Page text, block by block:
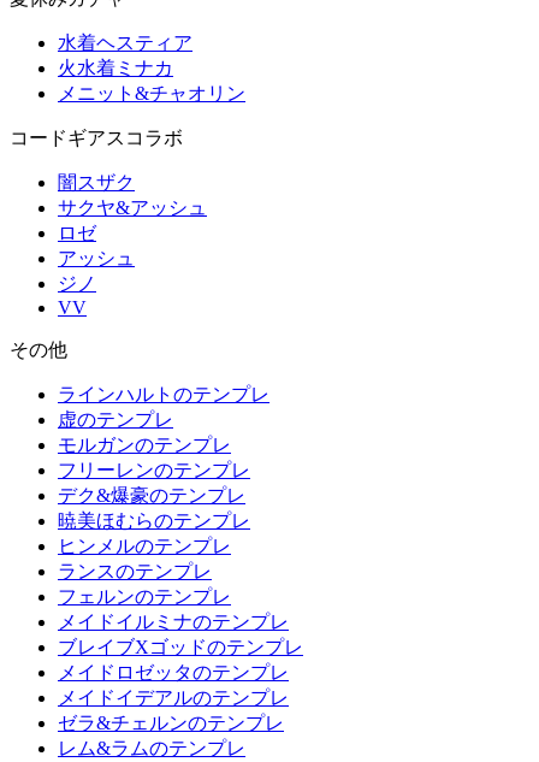
水着ヘスティア
火水着ミナカ
メニット&チャオリン
コードギアスコラボ
闇スザク
サクヤ&アッシュ
ロゼ
アッシュ
ジノ
VV
その他
ラインハルトのテンプレ
虚のテンプレ
モルガンのテンプレ
フリーレンのテンプレ
デク&爆豪のテンプレ
暁美ほむらのテンプレ
ヒンメルのテンプレ
ランスのテンプレ
フェルンのテンプレ
メイドイルミナのテンプレ
ブレイブXゴッドのテンプレ
メイドロゼッタのテンプレ
メイドイデアルのテンプレ
ゼラ&チェルンのテンプレ
レム&ラムのテンプレ